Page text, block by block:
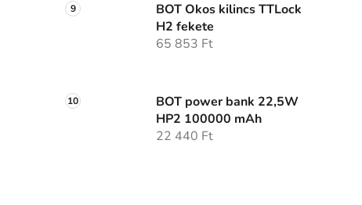
BOT Okos kilincs TTLock
H2 fekete
65 853 Ft
BOT power bank 22,5W
HP2 100000 mAh
22 440 Ft